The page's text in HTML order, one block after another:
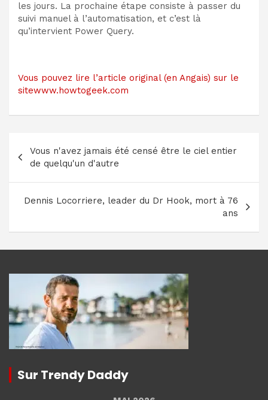
les jours. La prochaine étape consiste à passer du
suivi manuel à l’automatisation, et c’est là
qu’intervient Power Query.
Vous pouvez lire l’article original (en Angais) sur le
sitewww.howtogeek.com
de
l’article
Vous n'avez jamais été censé être le ciel entier
de quelqu'un d'autre
Dennis Locorriere, leader du Dr Hook, mort à 76
ans
Sur Trendy Daddy